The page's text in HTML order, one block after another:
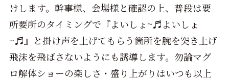
けします。幹事様、会場様と確認の上、普段は要
所要所のタイミングで『よいしょ~♬よいしょ
~♬』と掛け声を上げてもらう箇所を腕を突き上げ
飛沫を飛ばさないようにも誘導します。勿論マグ
ロ解体ショーの楽しさ・盛り上がりはいつも以上